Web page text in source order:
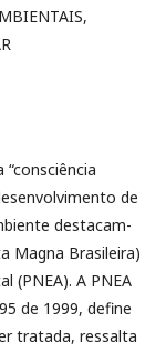
de
destacam-
Magna Brasileira)
(PNEA). A PNEA
de 1999, define
tratada, ressalta